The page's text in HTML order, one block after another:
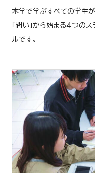
本学で学ぶすべての学生
「問い」から始まる４つの
ルです。